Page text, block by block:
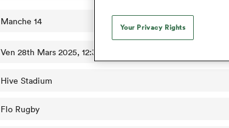
Manche 14
Ven 28th Mars 2025, 12:35pm PDT
Hive Stadium
Flo Rugby
Your Privacy Rights